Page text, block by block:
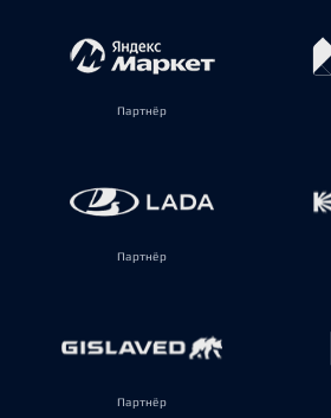
Партнёр
Партнёр
Партнёр